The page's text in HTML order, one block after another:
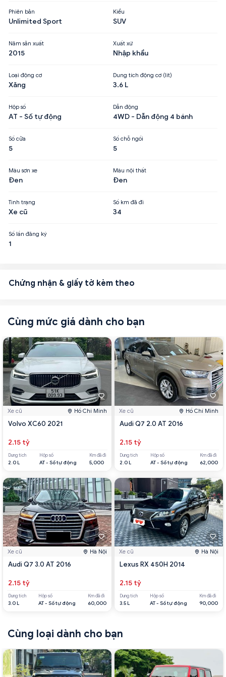
Phiên bản
Unlimited Sport
Kiểu
SUV
Năm sản xuất
2015
Xuất xứ
Nhập khẩu
Loại động cơ
Xăng
Dung tích động cơ (lít)
3.6 L
Hộp số
AT - Số tự động
Dẫn động
4WD - Dẫn động 4 bánh
Số cửa
5
Số chỗ ngồi
5
Màu sơn xe
Đen
Màu nội thất
Đen
Tình trạng
Xe cũ
Số km đã đi
34
Số lần đăng ký
1
Chứng nhận & giấy tờ kèm theo
Cùng mức giá dành cho bạn
Xe cũ Hồ Chí Minh
Volvo XC60 2021
2.15 tỷ
Dung tích
2.0 L
Hộp số
AT - Số tự động
Km đã đi
5,000
Xe cũ Hà Nội
Audi Q7 3.0 AT 2016
2.15 tỷ
Dung tích
3.0 L
Hộp số
AT - Số tự động
Km đã đi
60,000
Xe cũ Hồ Chí Minh
Audi Q7 2.0 AT 2016
2.15 tỷ
Dung tích
2.0 L
Hộp số
AT - Số tự động
Km đã đi
62,000
Xe cũ Hà Nội
Lexus RX 450H 2014
2.15 tỷ
Dung tích
3.5 L
Hộp số
AT - Số tự động
Km đã đi
90,000
Cùng loại dành cho bạn